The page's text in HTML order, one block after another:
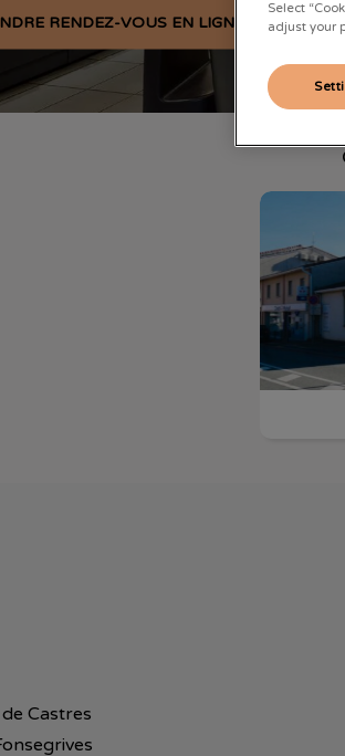
RENDEZ-VOUS EN LIGNE À LANTA
Castres
Select
adjust your